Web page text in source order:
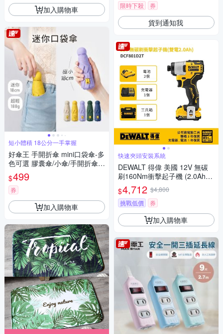
加入購物車
短小體積 18公分一手掌握
好傘王 手開折傘 mini口袋傘-多
色可選 膠囊傘/小傘/手開折傘/
黑膠布/摺疊傘/小雨傘/輕量傘/
折疊傘/迷你傘/防曬
$499
券
加入購物車
限時下殺 券
貨到通知我
快速夾頭安裝系統
DEWALT 得偉 美國 12V 無碳
刷160Nm衝擊起子機 (2.0Ah雙
電) (DCF801D2)
$4,712 $4,800
挑戰低價
券
加入購物車